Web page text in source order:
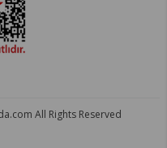
All Rights Reserved